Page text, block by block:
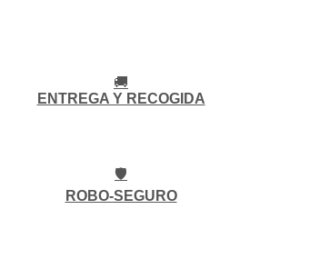
🚚
ENTREGA Y RECOGIDA
🛡️
ROBO-SEGURO